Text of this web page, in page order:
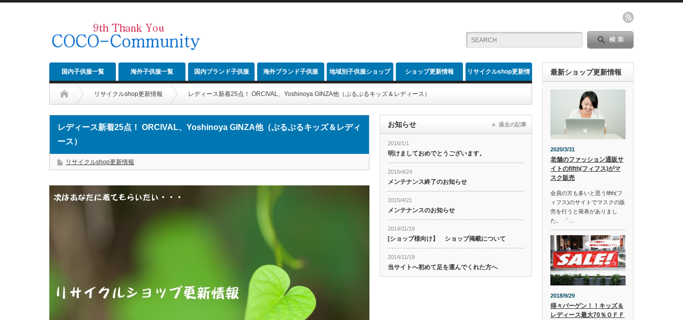
国内子供服一覧 海外子供服一覧 国内ブランド子供服 海外ブランド子供服 地域別子供服ショップ
link
ショップ更新情報 リサイクルshop更新情
リサイクルshop更新情報 レディース新着25点！ ORCIVAL、Yoshinoya GINZA他（ぷるぷるキッズ＆レディース）
レディース新着25点！ ORCIVAL、Yoshinoya GINZA他（ぷるぷるキッズ＆レディ
ース）
リサイクルshop更新情報
お知らせ
2016/1/1
明けましておめでとうございます。
2015/4/24
メンテナンス終了のお知らせ
2015/4/21
メンテナンスのお知らせ
2014/11/19
[ショップ様向け】 ショップ掲載について
2014/11/19
当サイトへ初めて足を運んでくれた方へ
過去の記事
最新ショップ更新情報
2020/3/31
老舗のファッション通販サ
イトのfifth(フィフス)がマ
スク販売
会員の方も多いと思うfifth(フ
ィフス)のサイトでマスクの販
売を行うと発表がありまし
た。 「…
2018/9/29
得々バーゲン！！キッズ＆
レディース最大70％ＯＦＦ